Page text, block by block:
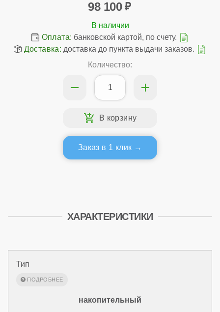
98 100
Оплата: банковской картой, по счету.
Доставка: доставка до пункта выдачи заказов.
Количество:
Заказ в 1 клик
ХАРАКТЕРИСТИКИ
Тип
накопительный